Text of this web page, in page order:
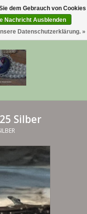
0 Artikel - €0,00
Silber
dem Gebrauch von Cookies
Nachricht Ausblenden
Datenschutzerklärung. »